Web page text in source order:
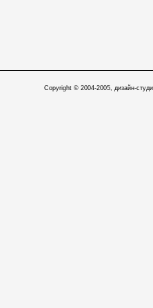
Copyright © 2004-2005, дизайн-